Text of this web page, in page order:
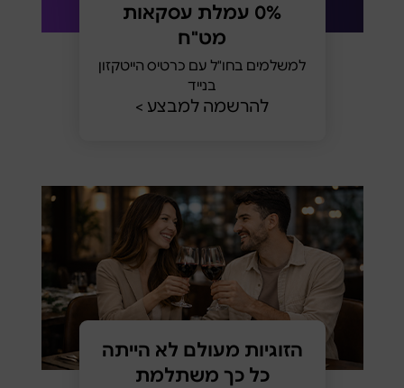
0% עמלת עסקאות
מט"ח
למשלמים בחו"ל עם כרטיס הייטקזון
בנייד
להרשמה למבצע >
הזוגיות מעולם לא הייתה
כל כך משתלמת